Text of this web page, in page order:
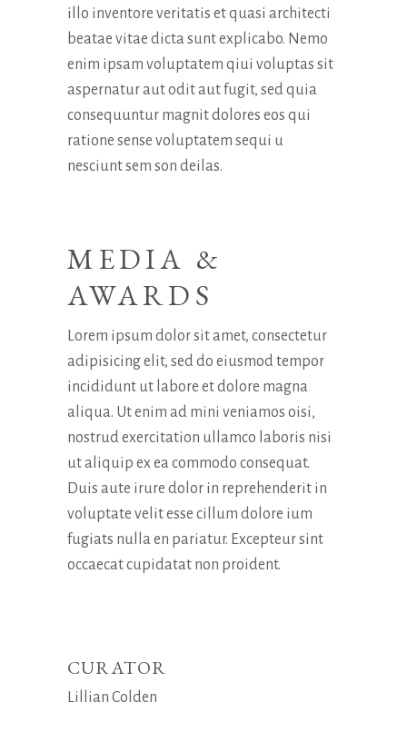
illo inventore veritatis et quasi architecti
beatae vitae dicta sunt explicabo. Nemo
enim ipsam voluptatem qiui voluptas sit
aspernatur aut odit aut fugit, sed quia
consequuntur magnit dolores eos qui
ratione sense voluptatem sequi u
nesciunt sem son deilas.
MEDIA &
AWARDS
Lorem ipsum dolor sit amet, consectetur
adipisicing elit, sed do eiusmod tempor
incididunt ut labore et dolore magna
aliqua. Ut enim ad mini veniamos oisi,
nostrud exercitation ullamco laboris nisi
ut aliquip ex ea commodo consequat.
Duis aute irure dolor in reprehenderit in
voluptate velit esse cillum dolore ium
fugiats nulla en pariatur. Excepteur sint
occaecat cupidatat non proident.
CURATOR
Lillian Colden